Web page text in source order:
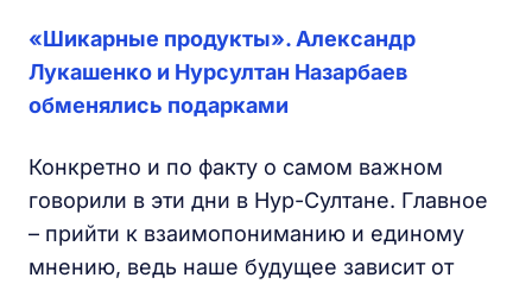
«Шикарные продукты». Александр
Лукашенко и Нурсултан Назарбаев
обменялись подарками
Конкретно и по факту о самом важном
говорили в эти дни в Нур-Султане. Главное
– прийти к взаимопониманию и единому
мнению, ведь наше будущее зависит от